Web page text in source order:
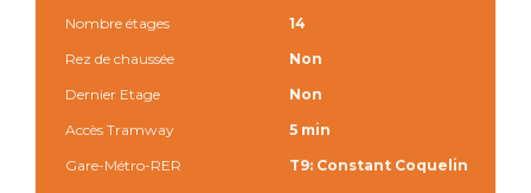
Nombre étages
14
Rez de chaussée
Non
Dernier Etage
Non
Accès Tramway
5 min
Gare-Métro-RER
T9: Constant Coquelin